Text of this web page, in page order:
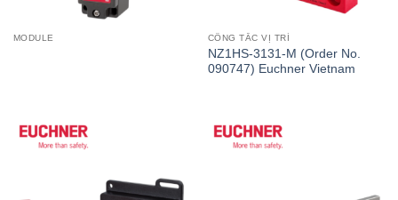
MODULE CÔNG TẮC VỊ TRÍ
NZ1HS-3131-M (Order No.
090747) Euchner Vietnam